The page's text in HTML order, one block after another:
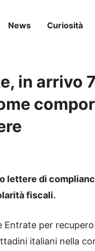
News Curiosità
in arrivo
lettere di
fiscali.
Entrate per
italiani nella